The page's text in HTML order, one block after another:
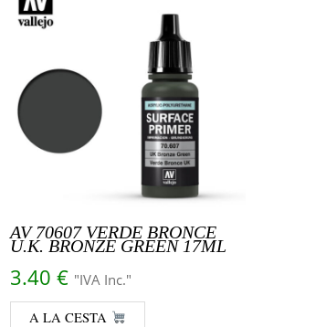
AV 70607 VERDE BRONCE
U.K. BRONZE GREEN 17ML
3.40 € "IVA Inc."
A LA CESTA